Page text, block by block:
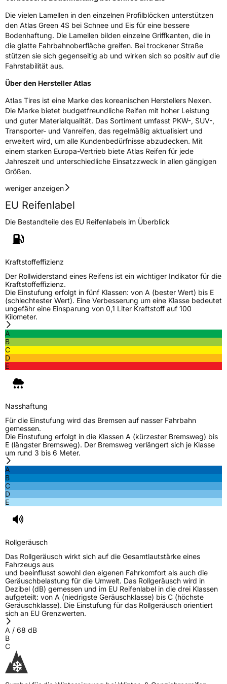
Zustand Neureifen
M+SJa
EU Label
Effizienz C
NasshaftungB
Rollgeräusch (Klasse)A
Rollgeräusch (dB)68
Fahrzeugklasse
EPREL ID2009105
Allgemeine Produktsicherheit (GPSR)
Herstellerkontakt
2930 Brasschaat, compliance@deldo.com
Die vielen Lamellen in den einzelnen Profilblöcken unterstützen
den Atlas Green 4S bei Schnee und Eis für eine bessere
Bodenhaftung. Die Lamellen bilden einzelne Griffkanten, die in
die glatte Fahrbahnoberfläche greifen. Bei trockener Straße
stützen sie sich gegenseitig ab und wirken sich so positiv auf die
Fahrstabilität aus.
Über den Hersteller Atlas
Atlas Tires ist eine Marke des koreanischen Herstellers Nexen.
Die Marke bietet budgetfreundliche Reifen mit hoher Leistung
und guter Materialqualität. Das Sortiment umfasst PKW-, SUV-,
Transporter- und Vanreifen, das regelmäßig aktualisiert und
erweitert wird, um alle Kundenbedürfnisse abzudecken. Mit
einem starken Europa-Vertrieb biete Atlas Reifen für jede
Jahreszeit und unterschiedliche Einsatzzweck in allen gängigen
Größen.
weniger anzeigen
EU Reifenlabel
Die Bestandteile des EU Reifenlabels im Überblick
Kraftstoffeffizienz
Der Rollwiderstand eines Reifens ist ein wichtiger Indikator für die
Kraftstoffeffizienz.
Die Einstufung erfolgt in fünf Klassen: von A (bester Wert) bis E
(schlechtester Wert). Eine Verbesserung um eine Klasse bedeutet
ungefähr eine Einsparung von 0,1 Liter Kraftstoff auf 100
Kilometer.
A
B
C
D
E
Nasshaftung
Für die Einstufung wird das Bremsen auf nasser Fahrbahn
gemessen.
Die Einstufung erfolgt in die Klassen A (kürzester Bremsweg) bis
E (längster Bremsweg). Der Bremsweg verlängert sich je Klasse
um rund 3 bis 6 Meter.
A
B
C
D
E
Rollgeräusch
Das Rollgeräusch wirkt sich auf die Gesamtlautstärke eines
Fahrzeugs aus
und beeinflusst sowohl den eigenen Fahrkomfort als auch die
Geräuschbelastung für die Umwelt. Das Rollgeräusch wird in
Dezibel (dB) gemessen und im EU Reifenlabel in die drei Klassen
aufgeteilt: von A (niedrigste Geräuschklasse) bis C (höchste
Geräuschklasse). Die Einstufung für das Rollgeräusch orientiert
sich an EU Grenzwerten.
A / 68 dB
B
C